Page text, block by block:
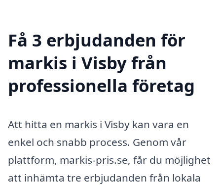
Få 3 erbjudanden för
markis i Visby från
professionella företag
Att hitta en markis i Visby kan vara en
enkel och snabb process. Genom vår
plattform, markis-pris.se, får du möjlighet
att inhämta tre erbjudanden från lokala